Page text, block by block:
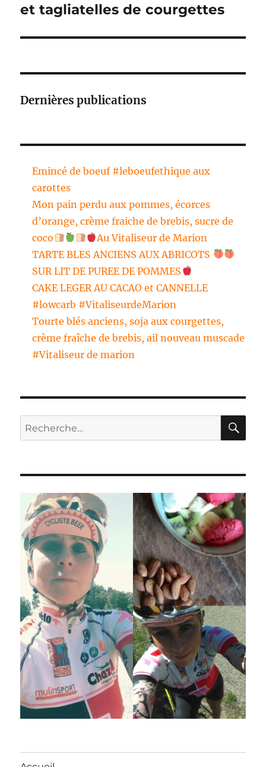
suivante :
et tagliatelles de courgettes
Dernières publications
Emincé de boeuf #leboeufethique aux
carottes
Mon pain perdu aux pommes, écorces
d’orange, crème fraiche de brebis, sucre de
coco
Au Vitaliseur de Marion
TARTE BLES ANCIENS AUX ABRICOTS
SUR LIT DE PUREE DE POMMES
CAKE LEGER AU CACAO et CANNELLE
#lowcarb #VitaliseurdeMarion
Tourte blés anciens, soja aux courgettes,
crème fraîche de brebis, ail nouveau muscade
#Vitaliseur de marion
Recherche
pour :